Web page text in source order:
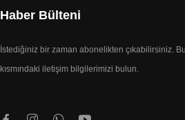
Haber Bülteni
İstediğiniz bir zaman abonelikten çıkabilirsiniz.
kısmındaki iletişim bilgilerimizi bulun.